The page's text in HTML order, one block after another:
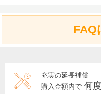
FAQ
充実の延長補償
購入金額内で 何